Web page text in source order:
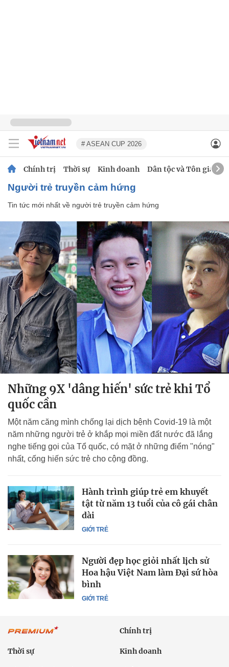
# ASEAN CUP 2026
Chính trị Thời sự Kinh doanh Dân tộc và Tôn giáo
người trẻ truyền cảm hứng
Tin tức mới nhất về người trẻ truyền cảm hứng
Những 9X 'dâng hiến' sức trẻ khi Tổ
quốc cần
Một năm căng mình chống lại dịch bệnh Covid-19 là một
năm những người trẻ ở khắp mọi miền đất nước đã lắng
nghe tiếng gọi của Tổ quốc, có mặt ở những điểm "nóng"
nhất, cống hiến sức trẻ cho cộng đồng.
GIỚI TRẺ
Hành trình giúp trẻ em khuyết
tật từ năm 13 tuổi của cô gái chân
dài
GIỚI TRẺ
Người đẹp học giỏi nhất lịch sử
Hoa hậu Việt Nam làm Đại sứ hòa
bình
Chính trị
Thời sự Kinh doanh